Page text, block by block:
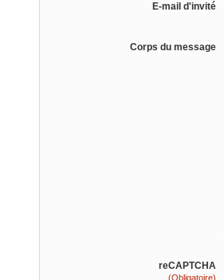
E-mail d'invité
Corps du message
reCAPTCHA
(Obligatoire)